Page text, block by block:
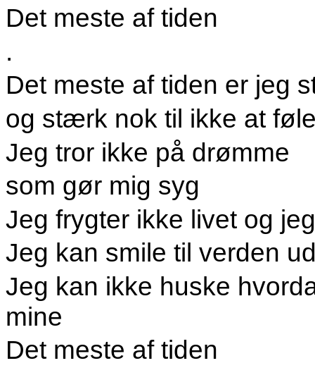
Det meste af tiden
.
Det meste af tiden er jeg
og stærk nok til ikke at
Jeg tror ikke på drømme
som gør mig syg
Jeg frygter ikke livet og
Jeg kan smile til verden
Jeg kan ikke huske
mine
Det meste af tiden